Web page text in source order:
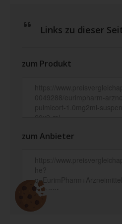
Links zu dieser
zum Produkt
zum Anbieter